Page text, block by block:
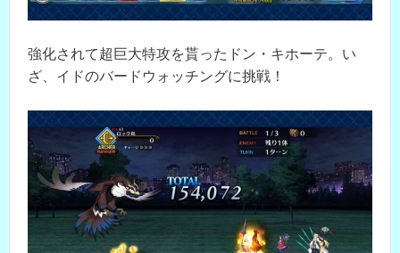
強化されて超巨大特攻を貰ったドン・キホーテ。い
ざ、イドのバードウォッチングに挑戦！